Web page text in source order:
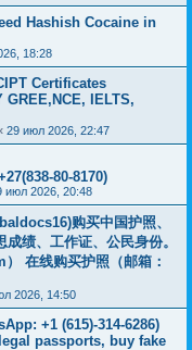
Hashish Cocaine in
18:28
Certificates
GREE,NCE, IELTS,
29 июл 2026, 22:47
80-8170)
июл 2026, 20:48
购买中国护照、
绩、工作证、公民身份。
） 在线购买护照（邮箱：
2026, 14:50
+1 (615)-314-6286)
passports, buy fake